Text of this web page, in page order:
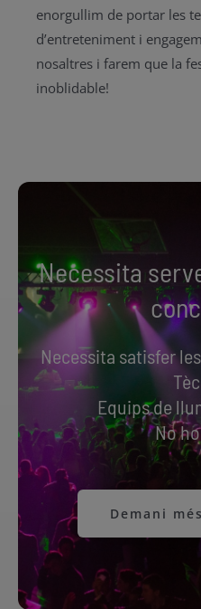
enorgullim de portar les
d’entreteniment i
nosaltres i farem que la
inoblidable!
Necessita
Necessita satisfer
Equips de
No
Demani